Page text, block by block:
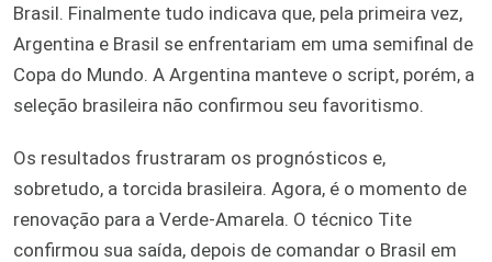
Brasil. Finalmente tudo indicava que, pela primeira vez,
Argentina e Brasil se enfrentariam em uma semifinal de
Copa do Mundo. A Argentina manteve o script, porém, a
seleção brasileira não confirmou seu favoritismo.
Os resultados frustraram os prognósticos e,
sobretudo, a torcida brasileira. Agora, é o momento de
renovação para a Verde-Amarela. O técnico Tite
confirmou sua saída, depois de comandar o Brasil em